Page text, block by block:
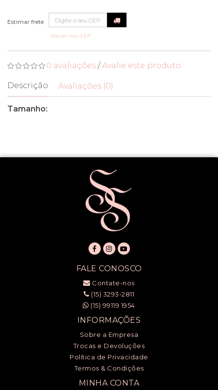
Não sei meu CEP
0 avaliações /Avalie este produto
Descrição Avaliações (0)
Tamanho:
FALE CONOSCO
Contate-nos
(15) 3293-2811
(15) 99119 1954
INFORMAÇÕES
Sobre a Empresa
Trocas e Devoluções
Política de Privacidade
Termos & Condições
MINHA CONTA